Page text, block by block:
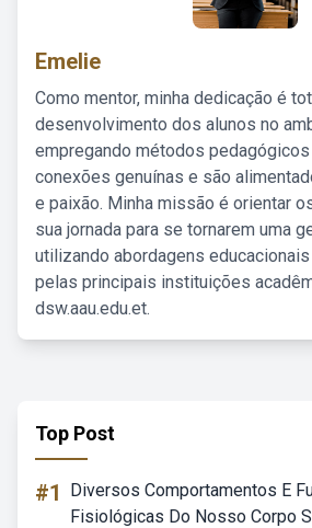
Emelie
Como mentor, minha dedicação é
desenvolvimento dos alunos no
empregando métodos
conexões genuínas e são
e paixão. Minha missão é orientar
sua jornada para se tornarem uma
utilizando abordagens
pelas principais instituições
dsw.aau.edu.et.
Top Post
#1
Diversos Comportamentos E
Fisiológicas Do Nosso Corpo